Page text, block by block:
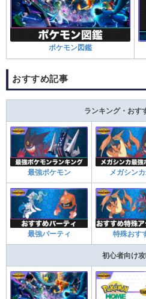
ポケモン図鑑
おすすめ記事
ランキング・おす
最強ポケモン メガシン
最強パーティ 特殊おす
初心者向け